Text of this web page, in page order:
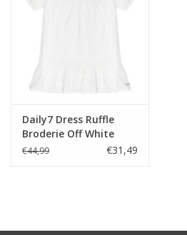
Daily7 Dress Ruffle
Broderie Off White
€44,99 €31,49